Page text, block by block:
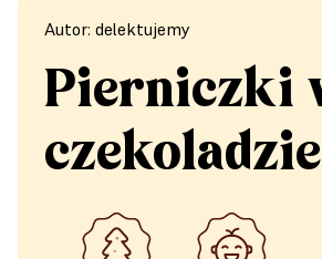
Autor: delektujemy
Pierniczki
czekoladzie